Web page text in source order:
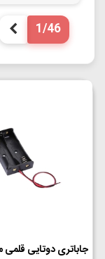
1/46 بعدی
جاباتری دوتایی